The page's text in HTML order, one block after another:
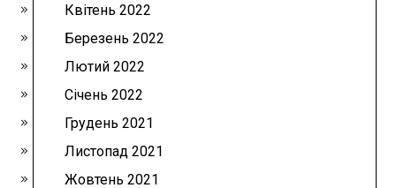
Квітень 2022
Березень 2022
Лютий 2022
Січень 2022
Грудень 2021
Листопад 2021
Жовтень 2021